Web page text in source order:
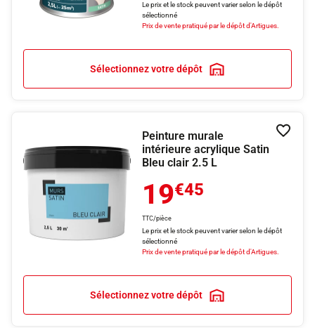
Le prix et le stock peuvent varier selon le dépôt
sélectionné
Prix de vente pratiqué par le dépôt d'Artigues.
Sélectionnez votre dépôt
Peinture murale
intérieure acrylique Satin
Bleu clair 2.5 L
19€45
TTC/pièce
Le prix et le stock peuvent varier selon le dépôt
sélectionné
Prix de vente pratiqué par le dépôt d'Artigues.
Sélectionnez votre dépôt